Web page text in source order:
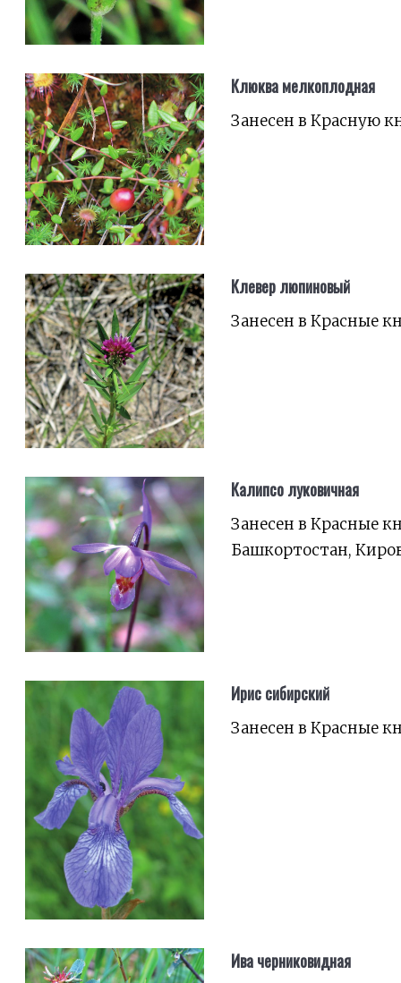
Клюква мелкоплодная
Занесен в Красную
Клевер люпиновый
Занесен в Красные
Калипсо луковичная
Занесен в Красные
Башкортостан,
Ирис сибирский
Занесен в Красные
Ива черниковидная